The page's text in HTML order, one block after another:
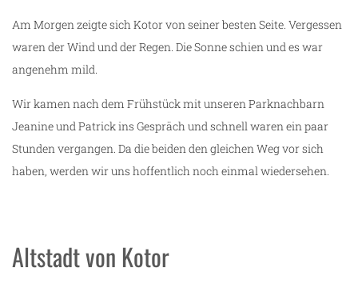
Am Morgen zeigte sich Kotor von seiner besten Seite. Vergessen
waren der Wind und der Regen. Die Sonne schien und es war
angenehm mild.
Wir kamen nach dem Frühstück mit unseren Parknachbarn
Jeanine und Patrick ins Gespräch und schnell waren ein paar
Stunden vergangen. Da die beiden den gleichen Weg vor sich
haben, werden wir uns hoffentlich noch einmal wiedersehen.
Altstadt von Kotor